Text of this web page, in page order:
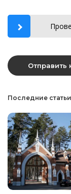
Последние статьи